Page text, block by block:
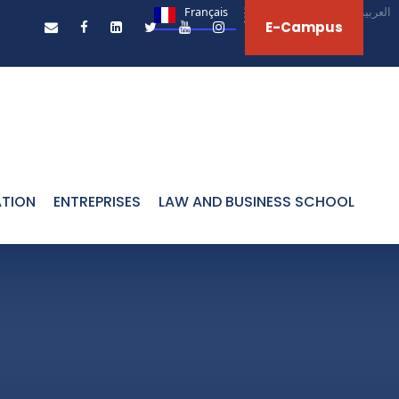
Français العربية‏
E-Campus
ENTREPRISES LAW AND BUSINESS SCHOOL